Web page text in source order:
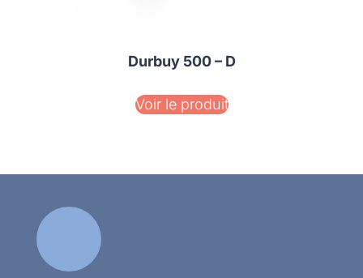
Durbuy 500 – D
Voir le produit